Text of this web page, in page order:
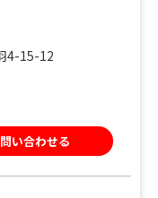
4-15-12
問い合わせる